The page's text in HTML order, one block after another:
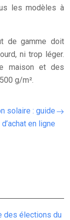
les modèles à
de gamme doit
ni trop léger.
maison et des
g/m².
solaire : guide
d’achat en ligne
des élections du